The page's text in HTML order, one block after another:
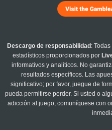
Descargo de responsabilidad :
estadísticos proporcionados por
informativos y analíticos. No
resultados específicos. Las
significativo; por favor, juegue de
pueda permitirse perder. Si usted o
adicción al juego, comuníquese con